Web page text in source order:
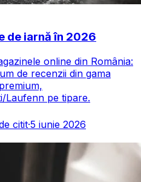
de iarnă în 2026
online din România:
de recenzii din gama
Laufenn pe tipare.
citit·5 iunie 2026